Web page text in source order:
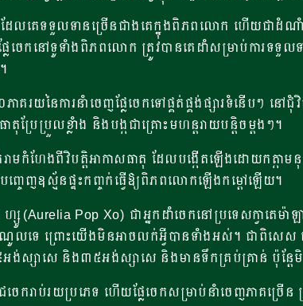
ដែល​គេទទួលទាន​ច្រើន​ជាង​គេ​ក្នុង​ពិភព​លោក ហើយ​ជា​
ែចេកនៅទូទាំងពិភពលោក ត្រូវបានគេដាំសម្រាប់ការទ
ភាគរយនៃការនាំចេញផ្លែចេកទៅផ្គត់ផ្គង់ផ្សារទំនើប
ប្រែប្រួលខ្លាំង និងបង្កជាគ្រោះមហន្តរាយបន្តិចម្តងៗ។
ាមកំហែងពីវិបត្តិអាកាសធាតុ ដែលបង្កើតឡើងដោយក
ចេញឧស្ម័នផ្ទះកញ្ចក់ធ្វើឱ្យពិភពលោកឡើងកម្តៅឡើយ។
(Aurelia Pop Xo) ជាអ្នកដាំចេកនៅប្រទេសក្វាតេម៉
ណូលទេ ព្រោះយើងមិនអាចលក់អ្វីបានទាំងអស់។ ជាពិសេ
ង់ស្សាសេ និង៣៥អង់ស្សាសេ និងមានទឹកគ្រប់គ្រាន់ ប៉ុន្តែមិ
ករាប់រយប្រភេទ ហើយផ្លែចេកសម្រាប់នាំចេញភាគច្រ